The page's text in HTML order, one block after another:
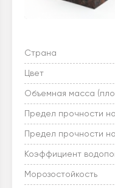
Страна
Цвет
Объемная масса
Предел прочности
Предел прочности
Коэффициент
Морозостойкость